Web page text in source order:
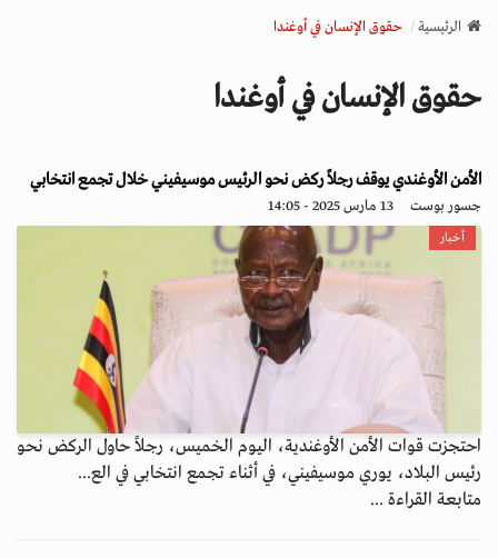
v
a
o
n
الرئيسية حقوق الإنسان في أوغندا
حقوق الإنسان في أوغندا
الأمن الأوغندي يوقف رجلاً ركض نحو الرئيس موسيفيني خلال تجمع انتخابي
جسور بوست 13 مارس 2025 - 14:05
أخبار
احتجزت قوات الأمن الأوغندية، اليوم الخميس، رجلاً حاول الركض نحو
رئيس البلاد، يوري موسيفيني، في أثناء تجمع انتخابي في الع...
متابعة القراءة ...